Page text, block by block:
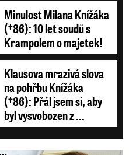
Minulost Milana Knížáka
(†86): 10 let soudů s
Krampolem o majetek!
Klausova mrazivá slova
na pohřbu Knížáka
(†86): Přál jsem si, aby
byl vysvobozen z ...